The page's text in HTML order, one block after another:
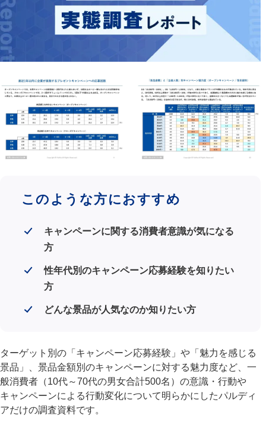
このような方におすすめ
キャンペーンに関する消費者意識が気になる
方
性年代別のキャンペーン応募経験を知りたい
方
どんな景品が人気なのか知りたい方
ターゲット別の「キャンペーン応募経験」や「魅力を感じる
景品」、景品金額別のキャンペーンに対する魅力度など、一
般消費者（10代～70代の男女合計500名）の意識・行動や
キャンペーンによる行動変化について明らかにしたパルディ
アだけの調査資料です。